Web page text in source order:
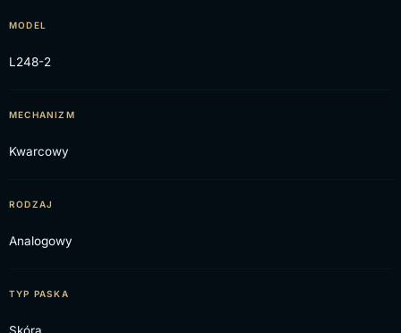
MODEL
L248-2
MECHANIZM
Kwarcowy
RODZAJ
Analogowy
TYP PASKA